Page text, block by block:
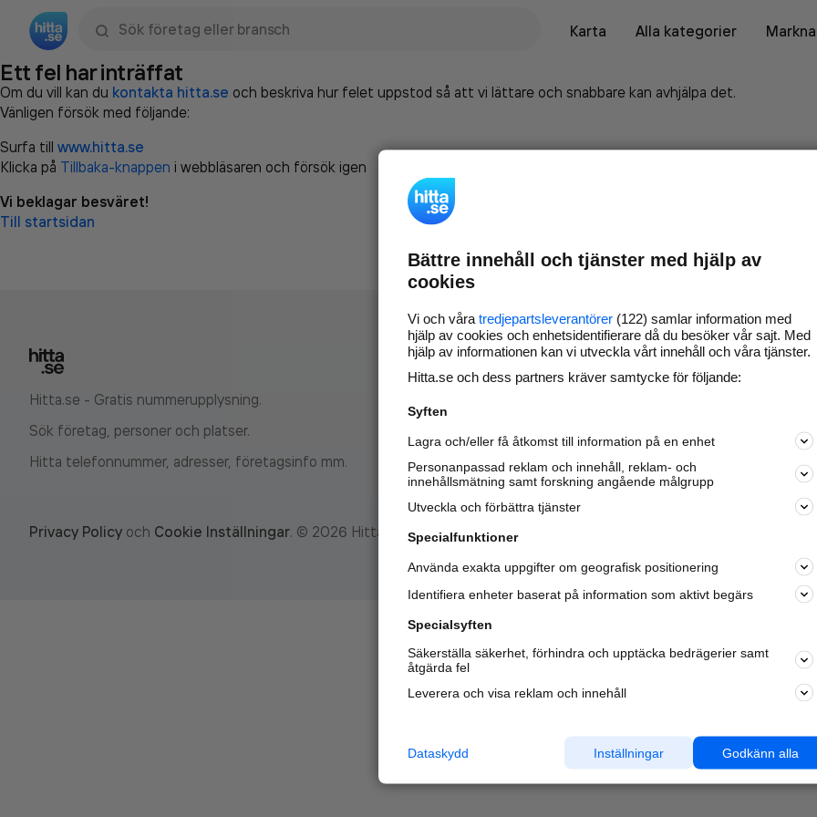
Karta
Alla kategorier
Ett fel har inträffat
Om du vill kan du kontakta hitta.se och beskriva hur felet uppstod så att vi lättare och snabbare kan avhjälpa det.
Vänligen försök med följande:
Surfa till www.hitta.se
Klicka på Tillbaka-knappen i webbläsaren och försök igen
Vi beklagar besväret!
Till startsidan
Hitta.se - Gratis nummerupplysning.
Sök företag, personer och platser.
Hitta telefonnummer, adresser, företagsinfo mm.
Marknadsför företaget på
nya kunder och
samarbetspartners nära dig.
Läs mer här
Privacy Policy och Cookie Inställningar. © 2026 Hitta.se
Bättre innehåll och tjänster med hjälp av
cookies
Vi och våra tredjepartsleverantörer (122) samlar information med
hjälp av cookies och enhetsidentifierare då du besöker vår sajt. Med
hjälp av informationen kan vi utveckla vårt innehåll och våra tjänster.
Hitta.se och dess partners kräver samtycke för följande:
Syften
Lagra och/eller få åtkomst till information på en enhet
Personanpassad reklam och innehåll, reklam- och
innehållsmätning samt forskning angående målgrupp
Utveckla och förbättra tjänster
Specialfunktioner
Använda exakta uppgifter om geografisk positionering
Identifiera enheter baserat på information som aktivt begärs
Specialsyften
Säkerställa säkerhet, förhindra och upptäcka bedrägerier samt
åtgärda fel
Leverera och visa reklam och innehåll
Godkänn alla
Inställningar
Dataskydd